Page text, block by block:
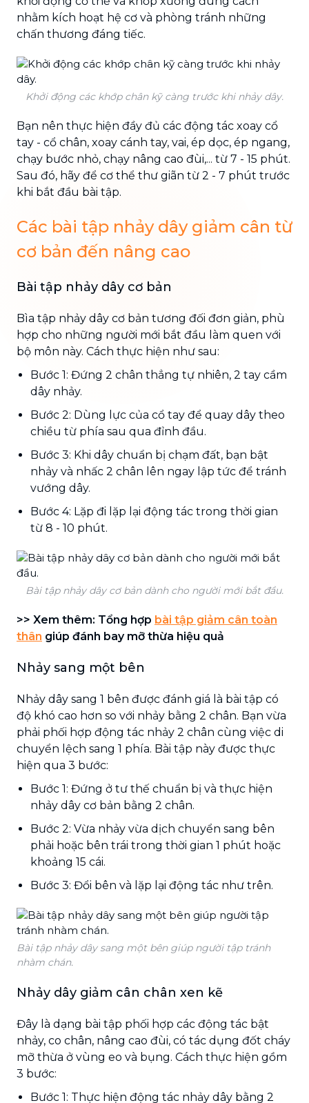
nhằm kích hoạt hệ cơ và phòng tránh những
chấn thương đáng tiếc.
Khởi động các khớp chân kỹ càng trước khi nhảy dây.
Bạn nên thực hiện đầy đủ các động tác xoay cổ
tay - cổ chân, xoay cánh tay, vai, ép dọc, ép ngang,
chạy bước nhỏ, chạy nâng cao đùi,... từ 7 - 15 phút.
Sau đó, hãy để cơ thể thư giãn từ 2 - 7 phút trước
khi bắt đầu bài tập.
Các bài tập nhảy dây giảm cân từ
cơ bản đến nâng cao
Bài tập nhảy dây cơ bản
Bìa tập nhảy dây cơ bản tương đối đơn giản, phù
hợp cho những người mới bắt đầu làm quen với
bộ môn này. Cách thực hiện như sau:
Bước 1: Đứng 2 chân thẳng tự nhiên, 2 tay cầm
dây nhảy.
Bước 2: Dùng lực của cổ tay để quay dây theo
chiều từ phía sau qua đỉnh đầu.
Bước 3: Khi dây chuẩn bị chạm đất, bạn bật
nhảy và nhấc 2 chân lên ngay lập tức để tránh
vướng dây.
Bước 4: Lặp đi lặp lại động tác trong thời gian
từ 8 - 10 phút.
Bài tập nhảy dây cơ bản dành cho người mới bắt đầu.
>> Xem thêm: Tổng hợp bài tập giảm cân toàn
thân giúp đánh bay mỡ thừa hiệu quả
Nhảy sang một bên
Nhảy dây sang 1 bên được đánh giá là bài tập có
độ khó cao hơn so với nhảy bằng 2 chân. Bạn vừa
phải phối hợp động tác nhảy 2 chân cùng việc di
chuyển lệch sang 1 phía. Bài tập này được thực
hiện qua 3 bước:
Bước 1: Đứng ở tư thế chuẩn bị và thực hiện
nhảy dây cơ bản bằng 2 chân.
Bước 2: Vừa nhảy vừa dịch chuyển sang bên
phải hoặc bên trái trong thời gian 1 phút hoặc
khoảng 15 cái.
Bước 3: Đổi bên và lặp lại động tác như trên.
Bài tập nhảy dây sang một bên giúp người tập tránh
nhàm chán.
Nhảy dây giảm cân chân xen kẽ
Đây là dạng bài tập phối hợp các động tác bật
nhảy, co chân, nâng cao đùi, có tác dụng đốt cháy
mỡ thừa ở vùng eo và bụng. Cách thực hiện gồm
3 bước:
Bước 1: Thực hiện động tác nhảy dây bằng 2